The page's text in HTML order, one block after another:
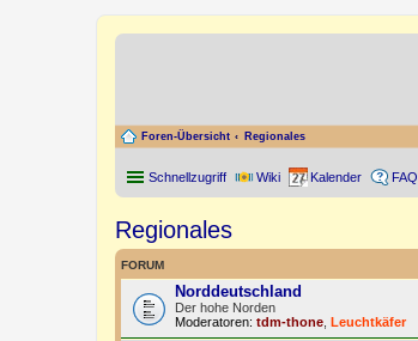
Foren-Übersicht Regionales
Schnellzugriff Wiki Kalender FAQ
Regionales
FORUM
Norddeutschland
Der hohe Norden
Moderatoren: tdm-thone Leuchtkäfer